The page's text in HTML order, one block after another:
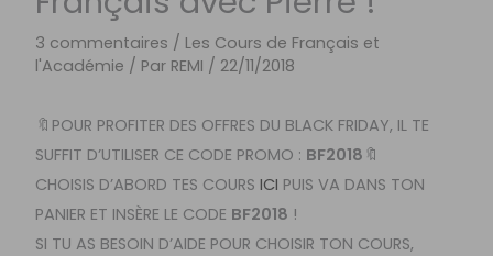
3 commentaires / Les Cours de Français et
l'Académie / Par REMI / 22/11/2018
🔖POUR PROFITER DES OFFRES DU BLACK FRIDAY, IL TE
SUFFIT D’UTILISER CE CODE PROMO : BF2018 🔖
CHOISIS D’ABORD TES COURSICI PUIS VA DANS TON
PANIER ET INSÈRE LE CODE BF2018 !
SI TU AS BESOIN D’AIDE POUR CHOISIR TON COURS,